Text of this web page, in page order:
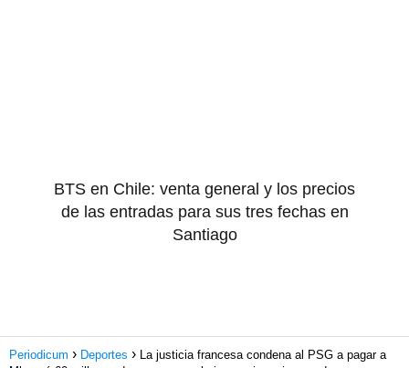
BTS en Chile: venta general y los precios
de las entradas para sus tres fechas en
Santiago
Periodicum Deportes
La justicia francesa condena al PSG a pagar a